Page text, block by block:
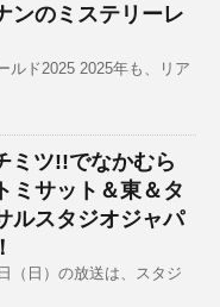
ンのミステリーレ
ルド2025 2025年も、リア
ミツ!!でなかむら
ミサット＆東＆タ
ルスタジオジャパ
（日）の放送は、スタジ